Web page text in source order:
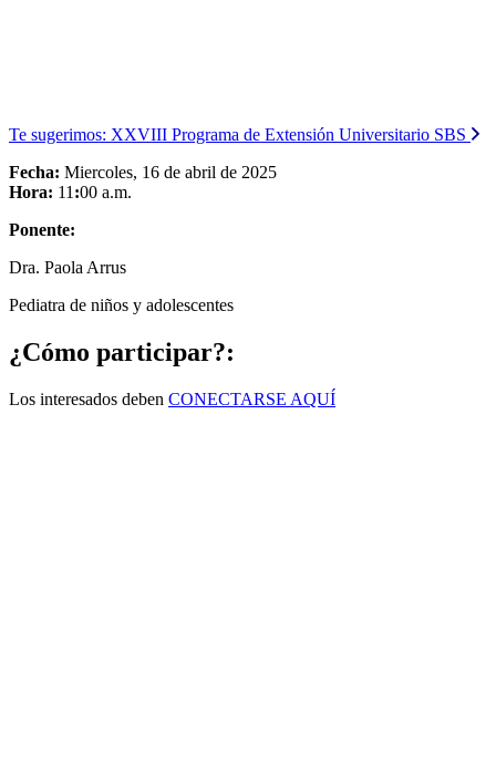
Te sugerimos: XXVIII Programa de Extensión Universitario SBS
Fecha: Miercoles, 16 de abril de 2025
Hora: 11 :00 a.m.
Ponente:
Dra. Paola Arrus
Pediatra de niños y adolescentes
¿Cómo participar?:
Los interesados deben CONECTARSE AQUÍ